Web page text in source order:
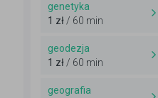
genetyka
1 zł / 60 min
geodezja
1 zł / 60 min
geografia